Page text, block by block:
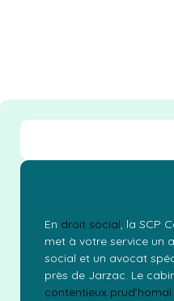
En droit social, la SCP
met à votre service un
social et un avocat
près de Jarzac. Le
contentieux prud’homal